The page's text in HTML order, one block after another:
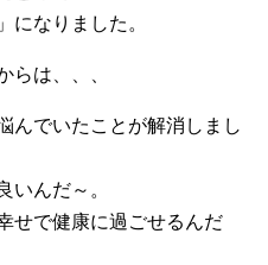
になりました。
らは、、、
んでいたことが解消しまし
いんだ～。
せで健康に過ごせるんだ